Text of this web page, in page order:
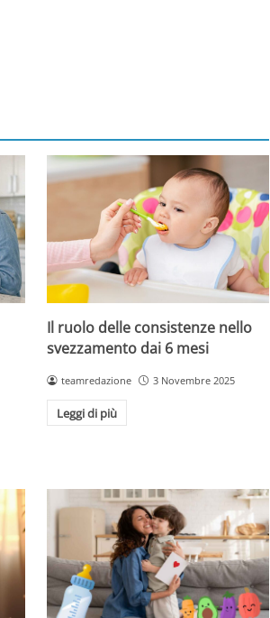
Il ruolo delle consistenze nello
svezzamento dai 6 mesi
teamredazione 3 Novembre 2025
Leggi di più